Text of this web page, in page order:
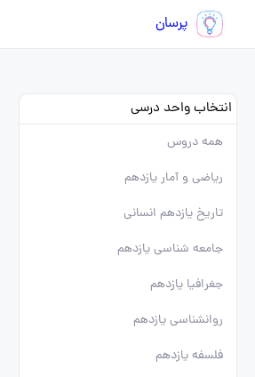
پرسان
انتخاب واحد درسی
همه دروس
ریاضی و آمار یازدهم
تاریخ یازدهم انسانی
جامعه شناسی یازدهم
جغرافیا یازدهم
روانشناسی یازدهم
فلسفه یازدهم